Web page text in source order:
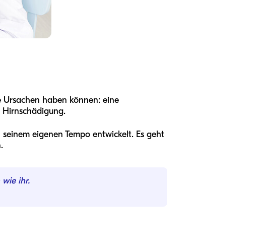
Ursachen haben können: eine
Hirnschädigung.
eigenen Tempo entwickelt. Es geht
wie ihr.